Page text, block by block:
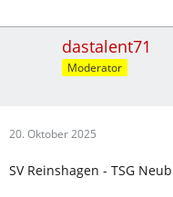
dastalent71
Moderator
20. Oktober 2025
SV Reinshagen - TSG